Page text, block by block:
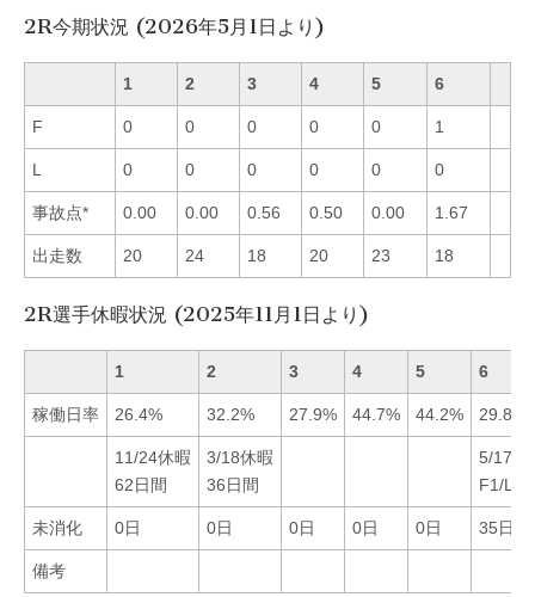
2R今期状況 (2026年5月1日より)
1 2 3 4 5 6
F 0 0 0 0 0 1
L 0 0 0 0 0 0
事故点* 0.00 0.00 0.56 0.50 0.00 1.67
出走数 20 24 18 20 23 18
2R選手休暇状況 (2025年11月1日より)
1 2 3 4 5 6
稼働日率 26.4% 32.2% 27.9% 44.7% 44.2% 29.8%
11/24休暇
62日間
3/18休暇
36日間
5/
F1/L0
未消化 0日 0日 0日 0日 0日 35日
備考